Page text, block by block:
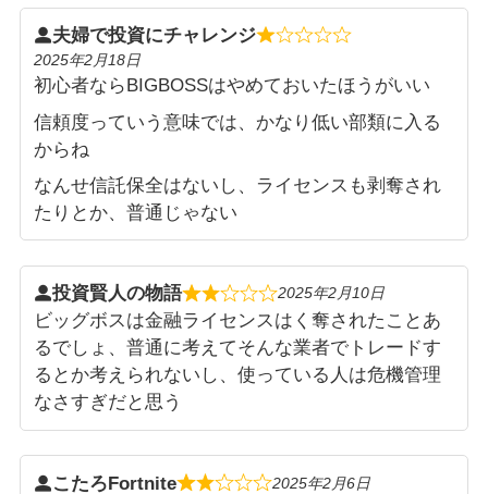
2025年2月18日
初心者ならBIGBOSSはやめておいたほうがいい
信頼度っていう意味では、かなり低い部類に入る
からね
なんせ信託保全はないし、ライセンスも剥奪され
たりとか、普通じゃない
夫婦で投資にチャレンジ
2025年2月10日
ビッグボスは金融ライセンスはく奪されたことあ
るでしょ、普通に考えてそんな業者でトレードす
るとか考えられないし、使っている人は危機管理
なさすぎだと思う
投資賢人の物語
2025年2月6日
こたろFortnite